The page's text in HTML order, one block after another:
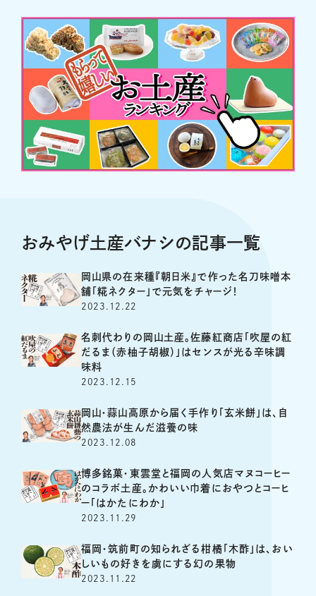
おみやげ土産バナシの記事一覧
岡山県の在来種『朝日米』で作った名刀味噌本
舗「糀ネクター」で元気をチャージ！
2023.12.22
名刺代わりの岡山土産。佐藤紅商店「吹屋の紅
だるま（赤柚子胡椒）」はセンスが光る辛味調
味料
2023.12.15
岡山・蒜山高原から届く手作り「玄米餅」は、自
然農法が生んだ滋養の味
2023.12.08
博多銘菓・東雲堂と福岡の人気店マヌコーヒー
のコラボ土産。かわいい巾着におやつとコーヒ
ー「はかたにわか」
2023.11.29
福岡・筑前町の知られざる柑橘「木酢」は、おい
しいもの好きを虜にする幻の果物
2023.11.22